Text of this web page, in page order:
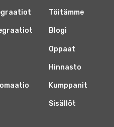
Töitämme
Blogi
Oppaat
Hinnasto
Kumppanit
Sisällöt